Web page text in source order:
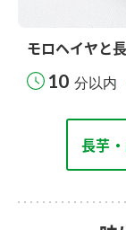
モロヘイヤと
10 分以内
長芋